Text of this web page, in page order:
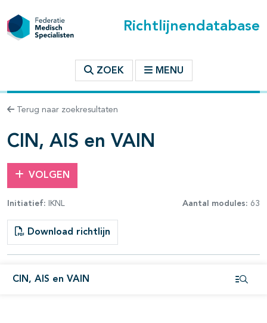
Richtlijnendatabase
ZOEK MENU
Terug naar zoekresultaten
CIN, AIS en VAIN
VOLGEN
Initiatief: IKNL Aantal modules: 63
Download richtlijn
CIN, AIS en VAIN
binnen deze richtlijn
open- en dichtklappen
open- en dichtklappen
open- en dichtklappen
open- en dichtklappen